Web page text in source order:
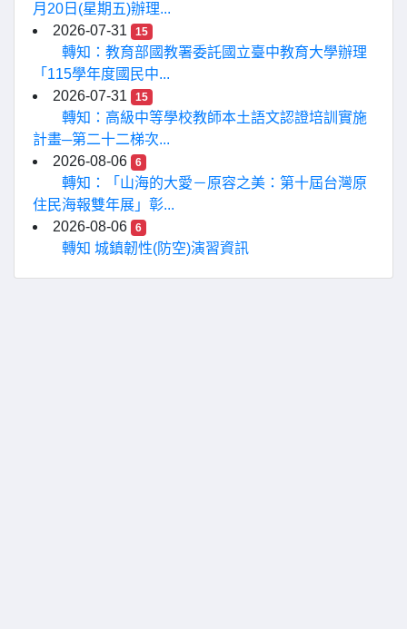
月20日(星期五)辦理...
2026-07-31
15
轉知：教育部國教署委託國立臺中教育大學辦理
「115學年度國民中...
2026-07-31
15
轉知：高級中等學校教師本土語文認證培訓實施
計畫─第二十二梯次...
2026-08-06
6
轉知：「山海的大愛－原容之美：第十屆台灣原
住民海報雙年展」彰...
2026-08-06
6
轉知 城鎮韌性(防空)演習資訊